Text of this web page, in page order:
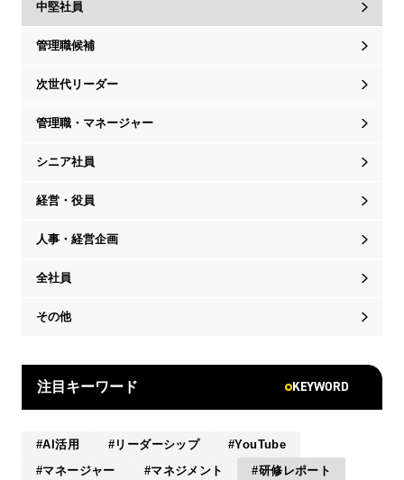
中堅社員
管理職候補
次世代リーダー
管理職・マネージャー
シニア社員
経営・役員
人事・経営企画
全社員
その他
注目キーワード KEYWORD
AI活用 リーダーシップ
YouTube
マネージャー
マネジメント
研修レポート